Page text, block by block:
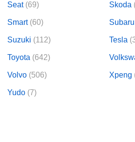
Seat(69) Skoda
Smart(60) Subaru
Suzuki (112) Tesla
Toyota (642)
Volvo (506) Xpeng
Yudo (7)